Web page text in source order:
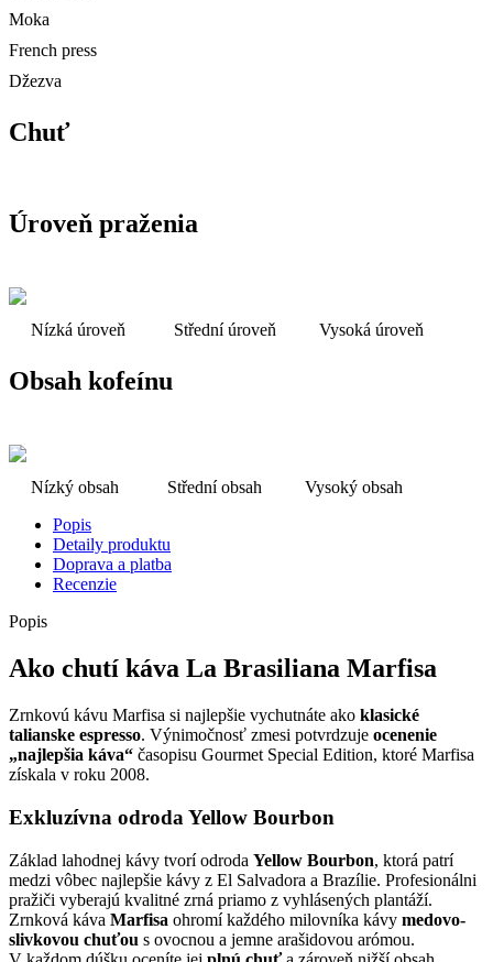
Moka
French press
Džezva
Chuť
Úroveň praženia
Nízká úroveň Střední úroveň Vysoká úroveň
Obsah kofeínu
Nízký obsah Střední obsah
Vysoký obsah
Popis
Detaily produktu
Doprava a platba
Recenzie
Popis
Ako chutí káva La Brasiliana Marfisa
Zrnkovú kávu Marfisa si najlepšie vychutnáte ako klasické
talianske espresso. Výnimočnosť zmesi potvrdzuje ocenenie
„najlepšia káva“ časopisu Gourmet Special Edition, ktoré Marfisa
získala v roku 2008.
Exkluzívna odroda Yellow Bourbon
Základ lahodnej kávy tvorí odroda Yellow Bourbon, ktorá patrí
medzi vôbec najlepšie kávy z El Salvadora a Brazílie. Profesionálni
pražiči vyberajú kvalitné zrná priamo z vyhlásených plantáží.
Zrnková káva Marfisa ohromí každého milovníka kávy medovo-
slivkovou chuťou s ovocnou a jemne arašidovou arómou.